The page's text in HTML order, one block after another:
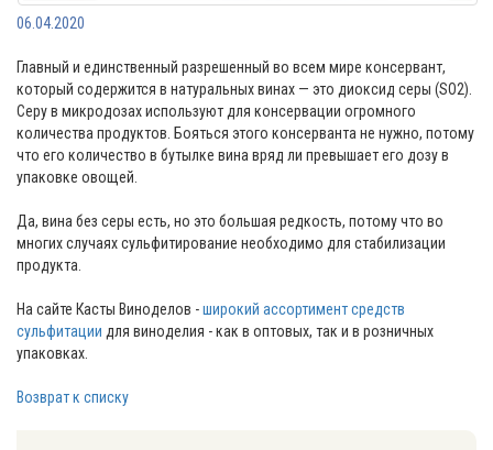
06.04.2020
Главный и единственный разрешенный во всем мире консервант,
который содержится в натуральных винах — это диоксид серы (SO2).
Серу в микродозах используют для консервации огромного
количества продуктов. Бояться этого консерванта не нужно, потому
что его количество в бутылке вина вряд ли превышает его дозу в
упаковке овощей.
Да, вина без серы есть, но это большая редкость, потому что во
многих случаях сульфитирование необходимо для стабилизации
продукта.
На сайте Касты Виноделов -широкий ассортимент средств
сульфитации для виноделия - как в оптовых, так и в розничных
упаковках.
Возврат к списку